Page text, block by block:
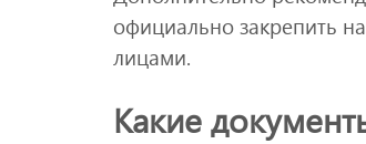
официально закрепить
лицами.
Какие